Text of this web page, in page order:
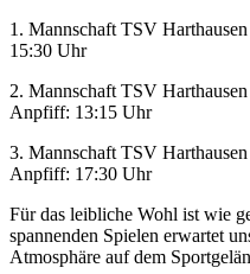
1. Mannschaft TSV
15:30 Uhr
2. Mannschaft TSV
Anpfiff: 13:15 Uhr
3. Mannschaft TSV
Anpfiff: 17:30 Uhr
Für das leibliche Wohl ist wie
spannenden Spielen erwartet
Atmosphäre auf dem